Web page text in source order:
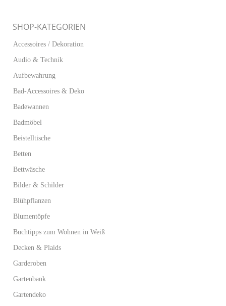
SHOP-KATEGORIEN
Accessoires / Dekoration
Audio & Technik
Aufbewahrung
Bad-Accessoires & Deko
Badewannen
Badmöbel
Beistelltische
Betten
Bettwäsche
Bilder & Schilder
Blühpflanzen
Blumentöpfe
Buchtipps zum Wohnen in Weiß
Decken & Plaids
Garderoben
Gartenbank
Gartendeko